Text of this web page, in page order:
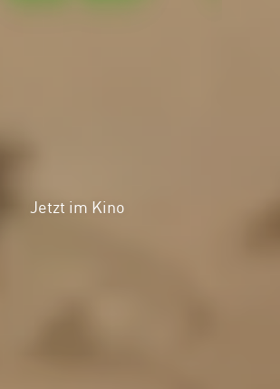
Jetzt im Kino